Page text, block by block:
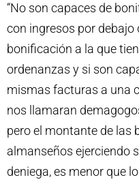
“No son capaces de
con ingresos por debajo
bonificación a la que
ordenanzas y si son
mismas facturas a una
nos llamaran
pero el montante de las
almanseños ejerciendo
deniega, es menor que